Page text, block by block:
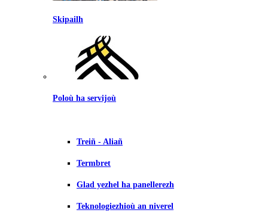
Skipailh
Poloù ha servijoù
Treiñ - Aliañ
Termbret
Glad yezhel ha panellerezh
Teknologiezhioù an niverel